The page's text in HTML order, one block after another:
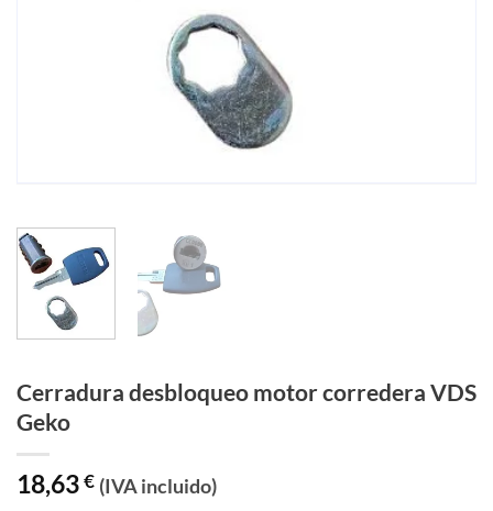
Cerradura desbloqueo motor corredera VDS
Geko
18,63€ (IVA incluido)